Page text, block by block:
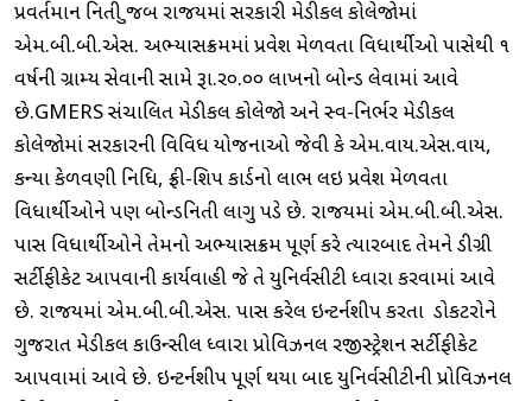
પ્રવર્તમાન નિતી મુજબ રાજયમાં સરકારી મેડીકલ કોલેજોમાં
એમ.બી.બી.એસ. અભ્યાસક્રમમાં પ્રવેશ મેળવતા વિધાર્થીઓ પાસેથી ૧
વર્ષની ગ્રામ્ય સેવાની સામે રૂા.ર૦.૦૦ લાખનો બોન્ડ લેવામાં આવે
છે.GMERS સંચાલિત મેડીકલ કોલેજો અને સ્વ-નિર્ભર મેડીકલ
કોલેજોમાં સરકારની વિવિધ યોજનાઓ જેવી કે એમ.વાય.એસ.વાય,
કન્યા કેળવણી નિધિ, ફ્રી-શિપ કાર્ડનો લાભ લઇ પ્રવેશ મેળવતા
વિધાર્થીઓને પણ બોન્ડનિતી લાગુ પડે છે. રાજયમાં એમ.બી.બી.એસ.
પાસ વિધાર્થીઓને તેમનો અભ્યાસક્રમ પૂર્ણ કરે ત્યારબાદ તેમને ડીગ્રી
સર્ટીફીકેટ આપવાની કાર્યવાહી જે તે યુનિર્વસીટી ધ્વારા કરવામાં આવે
છે. રાજયમાં એમ.બી.બી.એસ. પાસ કરેલ ઇન્ટર્નશીપ કરતા ડોકટરોને
ગુજરાત મેડીકલ કાઉન્સીલ ધ્વારા પ્રોવિઝનલ રજીસ્ટ્રેશન સર્ટીફીકેટ
આપવામાં આવે છે. ઇન્ટર્નશીપ પૂર્ણ થયા બાદ યુનિર્વસીટીની પ્રોવિઝનલ